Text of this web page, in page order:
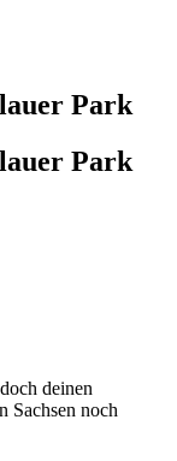
Park
Park
deinen
Sachsen noch